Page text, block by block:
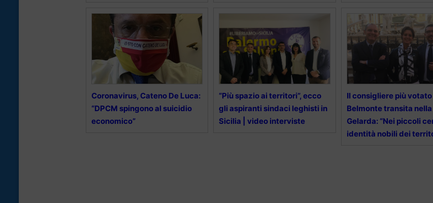
Coronavirus, Cateno De Luca:
“DPCM spingono al suicidio
economico”
“Più spazio ai territori”, ecco
gli aspiranti sindaci leghisti in
Sicilia | video interviste
Il consigliere più
Belmonte transita nella
Gelarda: “Nei piccoli
identità nobili dei